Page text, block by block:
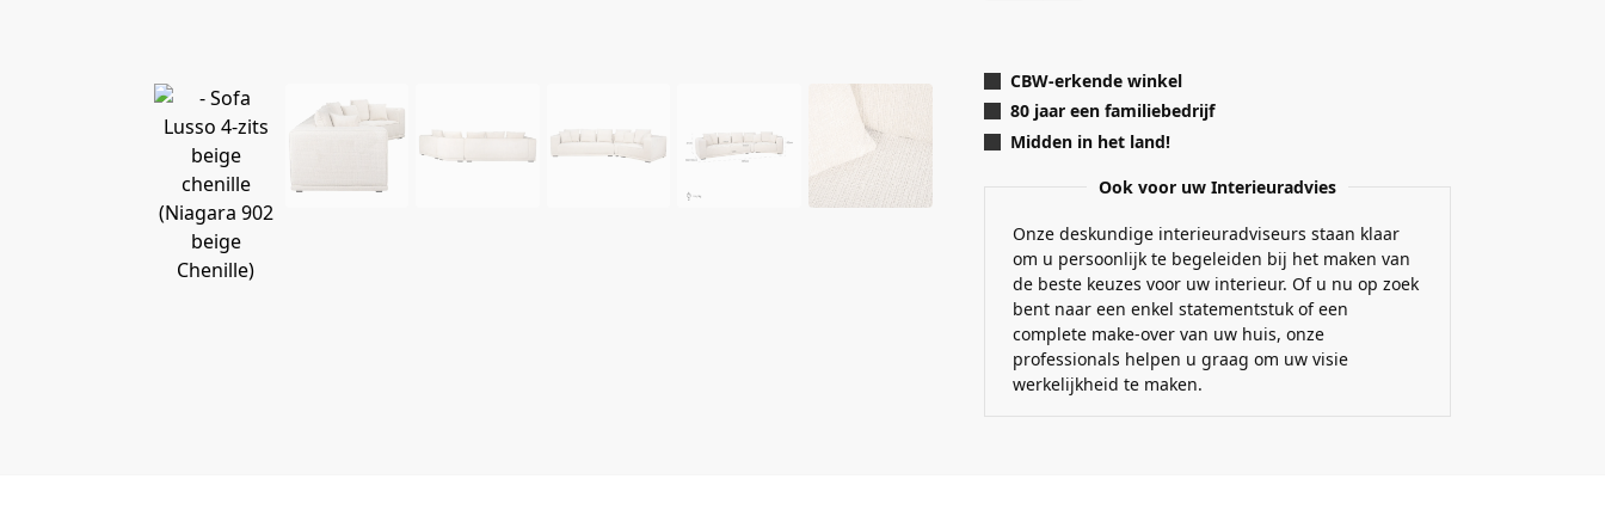
CBW-erkende winkel
80 jaar een familiebedrijf
Midden in het land!
Ook voor uw Interieuradvies
Onze deskundige interieuradviseurs staan klaar
om u persoonlijk te begeleiden bij het maken van
de beste keuzes voor uw interieur. Of u nu op zoek
bent naar een enkel statementstuk of een
complete make-over van uw huis, onze
professionals helpen u graag om uw visie
werkelijkheid te maken.